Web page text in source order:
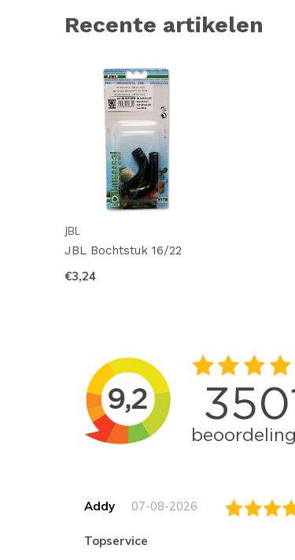
Recente artikelen
JBL
JBL Bochtstuk 16/22
€3,24
Addy 07-08-2026
topservice